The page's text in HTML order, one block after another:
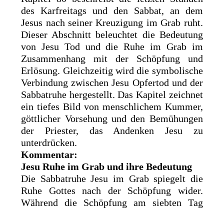
des Karfreitags und den Sabbat, an dem
Jesus nach seiner Kreuzigung im Grab ruht.
Dieser Abschnitt beleuchtet die Bedeutung
von Jesu Tod und die Ruhe im Grab im
Zusammenhang mit der Schöpfung und
Erlösung. Gleichzeitig wird die symbolische
Verbindung zwischen Jesu Opfertod und der
Sabbatruhe hergestellt. Das Kapitel zeichnet
ein tiefes Bild von menschlichem Kummer,
göttlicher Vorsehung und den Bemühungen
der Priester, das Andenken Jesu zu
unterdrücken.
Kommentar:
Jesu Ruhe im Grab und ihre Bedeutung
Die Sabbatruhe Jesu im Grab spiegelt die
Ruhe Gottes nach der Schöpfung wider.
Während die Schöpfung am siebten Tag